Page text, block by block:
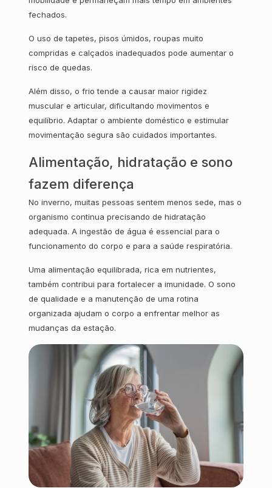
fechados.
O uso de tapetes, pisos úmidos, roupas muito
compridas e calçados inadequados pode aumentar o
risco de quedas.
Além disso, o frio tende a causar maior rigidez
muscular e articular, dificultando movimentos e
equilíbrio. Adaptar o ambiente doméstico e estimular
movimentação segura são cuidados importantes.
Alimentação, hidratação e sono
fazem diferença
No inverno, muitas pessoas sentem menos sede, mas o
organismo continua precisando de hidratação
adequada. A ingestão de água é essencial para o
funcionamento do corpo e para a saúde respiratória.
Uma alimentação equilibrada, rica em nutrientes,
também contribui para fortalecer a imunidade. O sono
de qualidade e a manutenção de uma rotina
organizada ajudam o corpo a enfrentar melhor as
mudanças da estação.